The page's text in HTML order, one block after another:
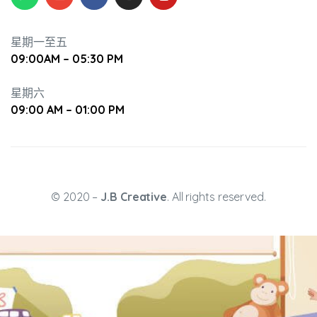
星期一至五
09:00AM – 05:30 PM
星期六
09:00 AM – 01:00 PM
© 2020 – J.B Creative. All rights reserved.